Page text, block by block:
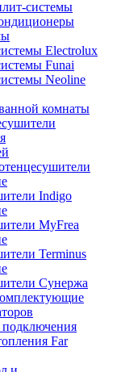
системы
Electrolux
Funai
Neoline
комнаты
Indigo
MyFrea
Terminus
Сунержа
Far